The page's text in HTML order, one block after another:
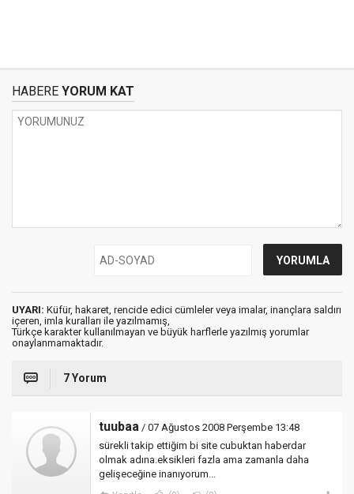
HABERE YORUM KAT
UYARI: Küfür, hakaret, rencide edici cümleler veya imalar, inançlara saldırı
içeren, imla kuralları ile yazılmamış,
Türkçe karakter kullanılmayan ve büyük harflerle yazılmış yorumlar
onaylanmamaktadır.
7 Yorum
tuubaa / 07 Ağustos 2008 Perşembe 13:48
sürekli takip ettiğim bi site cubuktan haberdar
olmak adına.eksikleri fazla ama zamanla daha
gelişeceğine inanıyorum...